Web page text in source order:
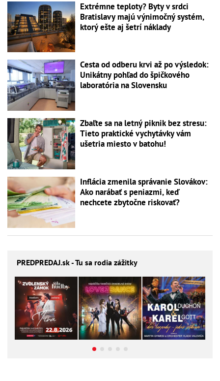
Extrémne teploty? Byty v srdci
Bratislavy majú výnimočný systém,
ktorý ešte aj šetrí náklady
Cesta od odberu krvi až po výsledok:
Unikátny pohľad do špičkového
laboratória na Slovensku
Zbaľte sa na letný piknik bez stresu:
Tieto praktické vychytávky vám
ušetria miesto v batohu!
Inflácia zmenila správanie Slovákov:
Ako narábať s peniazmi, keď
nechcete zbytočne riskovať?
PREDPREDAJ.sk - Tu sa rodia zážitky